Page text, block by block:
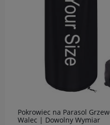
Pokrowiec na Parasol
Walec | Dowolny Wymiar
do